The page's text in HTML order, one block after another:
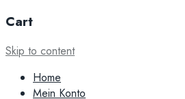
Cart
Skip to content
Home
Mein Konto